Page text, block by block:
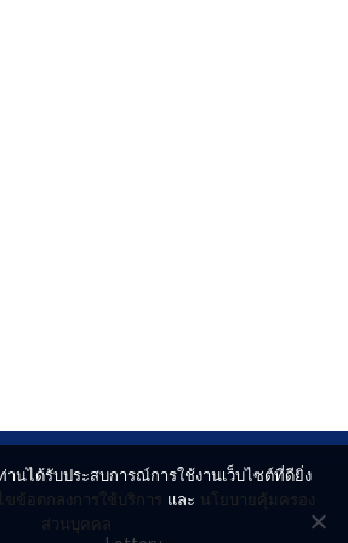
านได้รับประสบการณ์การใช้งานเว็บไซต์ที่ดียิ่ง
ขข้อตกลงการใช้บริการ และ นโยบายคุ้มครอง
ส่วนบุคคล